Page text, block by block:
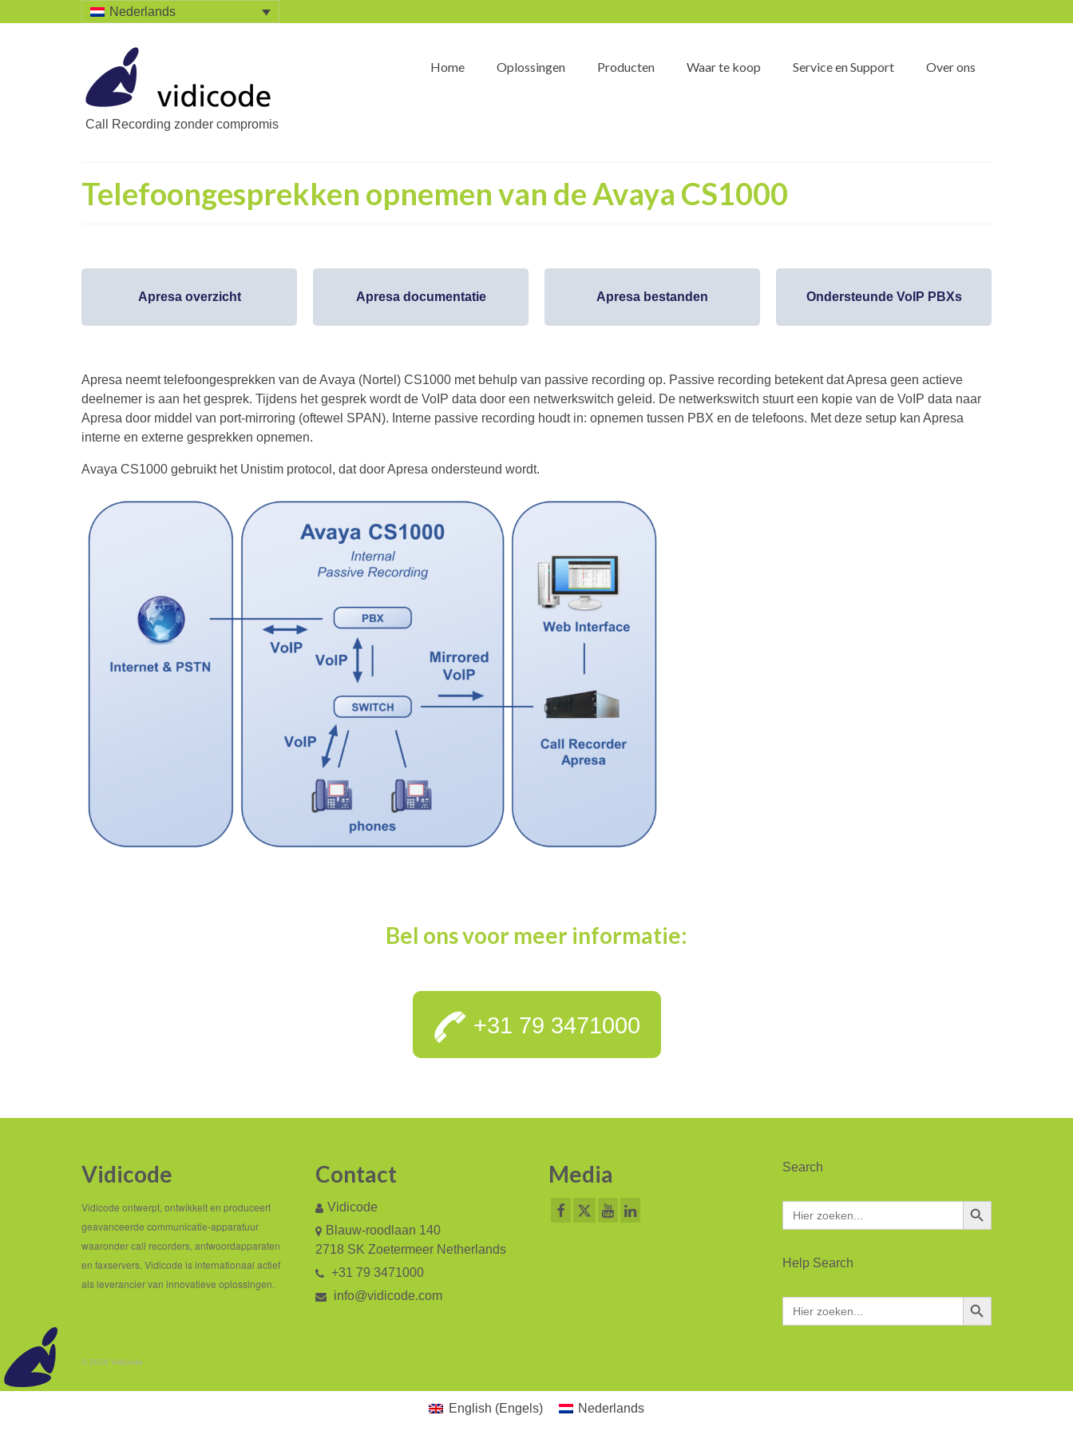
Nederlands
Call Recording zonder compromis
Home Oplossingen Producten Waar te koop Service en Support Over ons
Telefoongesprekken opnemen van de Avaya CS1000
Apresa overzicht Apresa documentatie Apresa bestanden Ondersteunde VoIP PBXs
Apresa neemt telefoongesprekken van de Avaya (Nortel) CS1000 met behulp van passive recording op. Passive recording betekent dat Apresa geen actieve
deelnemer is aan het gesprek. Tijdens het gesprek wordt de VoIP data door een netwerkswitch geleid. De netwerkswitch stuurt een kopie van de VoIP data naar
Apresa door middel van port-mirroring (oftewel SPAN). Interne passive recording houdt in: opnemen tussen PBX en de telefoons. Met deze setup kan Apresa
interne en externe gesprekken opnemen.
Avaya CS1000 gebruikt het Unistim protocol, dat door Apresa ondersteund wordt.
Bel ons voor meer informatie:
+31 79 3471000
Vidicode
Vidicode ontwerpt, ontwikkelt en produceert
geavanceerde communicatie-apparatuur
waaronder call recorders, antwoordapparaten
en faxservers. Vidicode is internationaal actief
als leverancier van innovatieve oplossingen.
Contact
Vidicode
Blauw-roodlaan 140
2718 SK Zoetermeer Netherlands
+31 79 3471000
info@vidicode.com
Media Search
Zoek
naar:
Zoekknop
Help Search
Zoek
naar:
Zoekknop
© 2026 Vidicode
English (Engels) Nederlands